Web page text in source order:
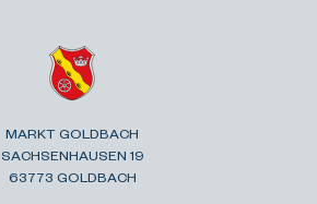
MARKT GOLDBACH
SACHSENHAUSEN 19
63773 GOLDBACH